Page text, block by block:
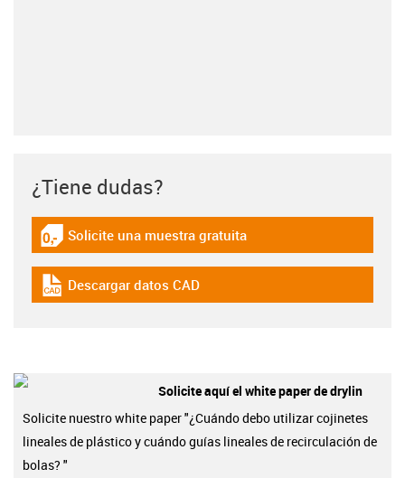
¿Tiene dudas?
igus-icon-gratismuster
Solicite una muestra gratuita
igus-icon-cad-dateien
Descargar datos CAD
Solicite aquí el white paper de drylin
Solicite nuestro white paper "¿Cuándo debo utilizar cojinetes
lineales de plástico y cuándo guías lineales de recirculación de
bolas? "